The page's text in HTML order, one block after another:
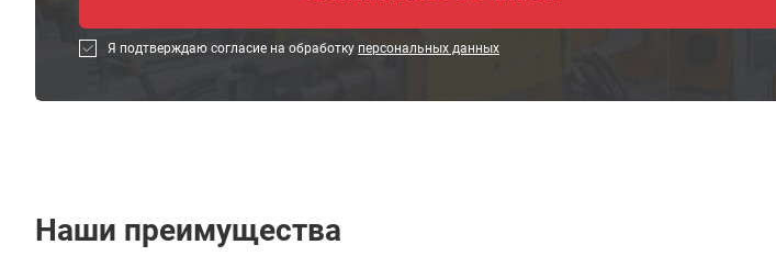
Я подтверждаю согласие на обработку персональных данных
Наши преимущества